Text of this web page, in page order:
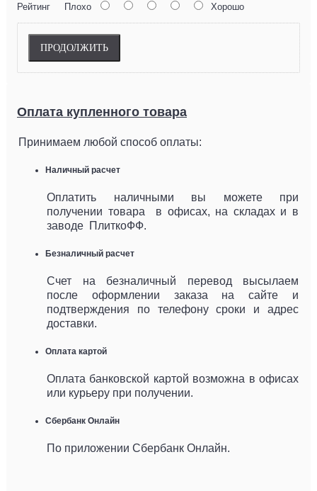
Рейтинг Плохо Хорошо
ПРОДОЛЖИТЬ
Оплата купленного товара
Принимаем любой способ оплаты:
Наличный расчет
Оплатить наличными вы можете при
получении товара в офисах, на складах и в
заводе ПлиткоФФ.
Безналичный расчет
Счет на безналичный перевод высылаем
после оформлении заказа на сайте и
подтверждения по телефону сроки и адрес
доставки.
Оплата картой
Оплата банковской картой возможна в офисах
или курьеру при получении.
Сбербанк Онлайн
По приложении Сбербанк Онлайн.